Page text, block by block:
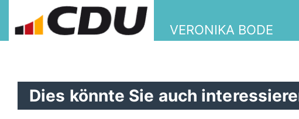
VERONIKA BODE
Dies könnte Sie auch